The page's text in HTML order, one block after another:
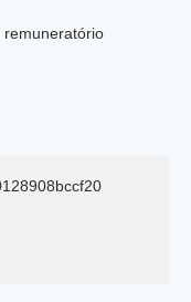
remuneratório